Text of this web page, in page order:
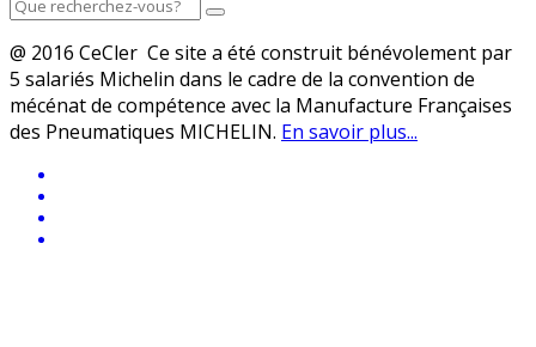
@ 2016 CeCler Ce site a été construit bénévolement par
5 salariés Michelin dans le cadre de la convention de
mécénat de compétence avec la Manufacture Françaises
des Pneumatiques MICHELIN. En savoir plus...